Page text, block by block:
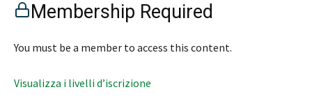
Membership Required
You must be a member to access this content.
Visualizza i livelli d’iscrizione